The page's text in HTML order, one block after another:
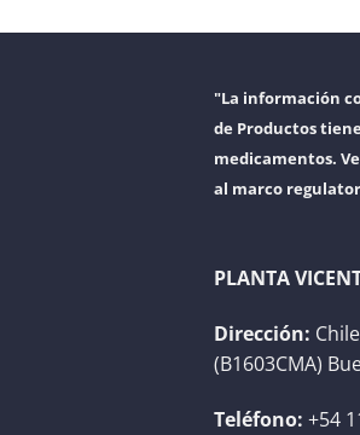
"La información
de Productos
medicamentos.
al marco
PLANTA
Dirección:
(B1603CMA)
Teléfono: +54